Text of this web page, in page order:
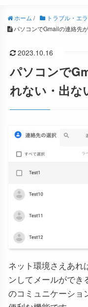
ホーム / トラブル・エ
パソコンでGmailの連絡先
2023.10.16
パソコンで
れない・出な
ネット環境さえあれ
ンしてメールができ
のコミュニケーショ